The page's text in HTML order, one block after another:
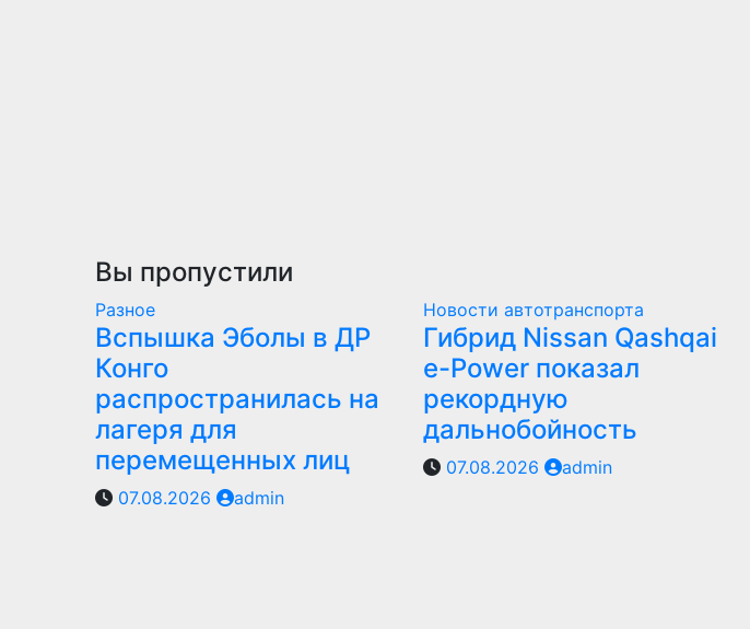
Вы пропустили
Разное
Вспышка Эболы в ДР
Конго
распространилась на
лагеря для
перемещенных лиц
07.08.2026 admin
Новости автотранспорта
Гибрид Nissan Qashqai
e-Power показал
рекордную
дальнобойность
07.08.2026 admin